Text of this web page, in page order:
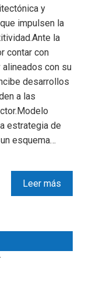
y
impulsen la
la
contar con
con su
desarrollos
a las
estrategia de
esquema…
Leer más